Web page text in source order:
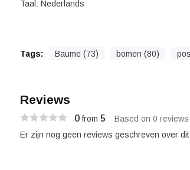
Taal: Nederlands
Tags: Bäume (73) bomen (80)
Reviews
0from 5 Based on 0 reviews
Er zijn nog geen reviews geschreven over